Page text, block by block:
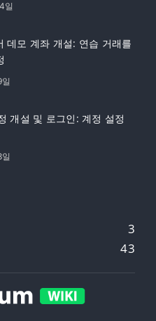
일
데모 계좌 개설: 연습 거래를
개설 및 로그인: 계정 설정
3
43